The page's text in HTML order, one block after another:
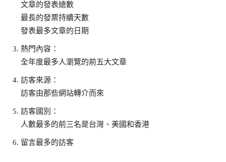
文章的發表總數
最長的發票持續天數
發表最多文章的日期
熱門內容：
全年度最多人瀏覽的前五大文章
訪客來源：
訪客由那些網站轉介而來
訪客國別：
人數最多的前三名是台灣、美國和香港
留言最多的訪客